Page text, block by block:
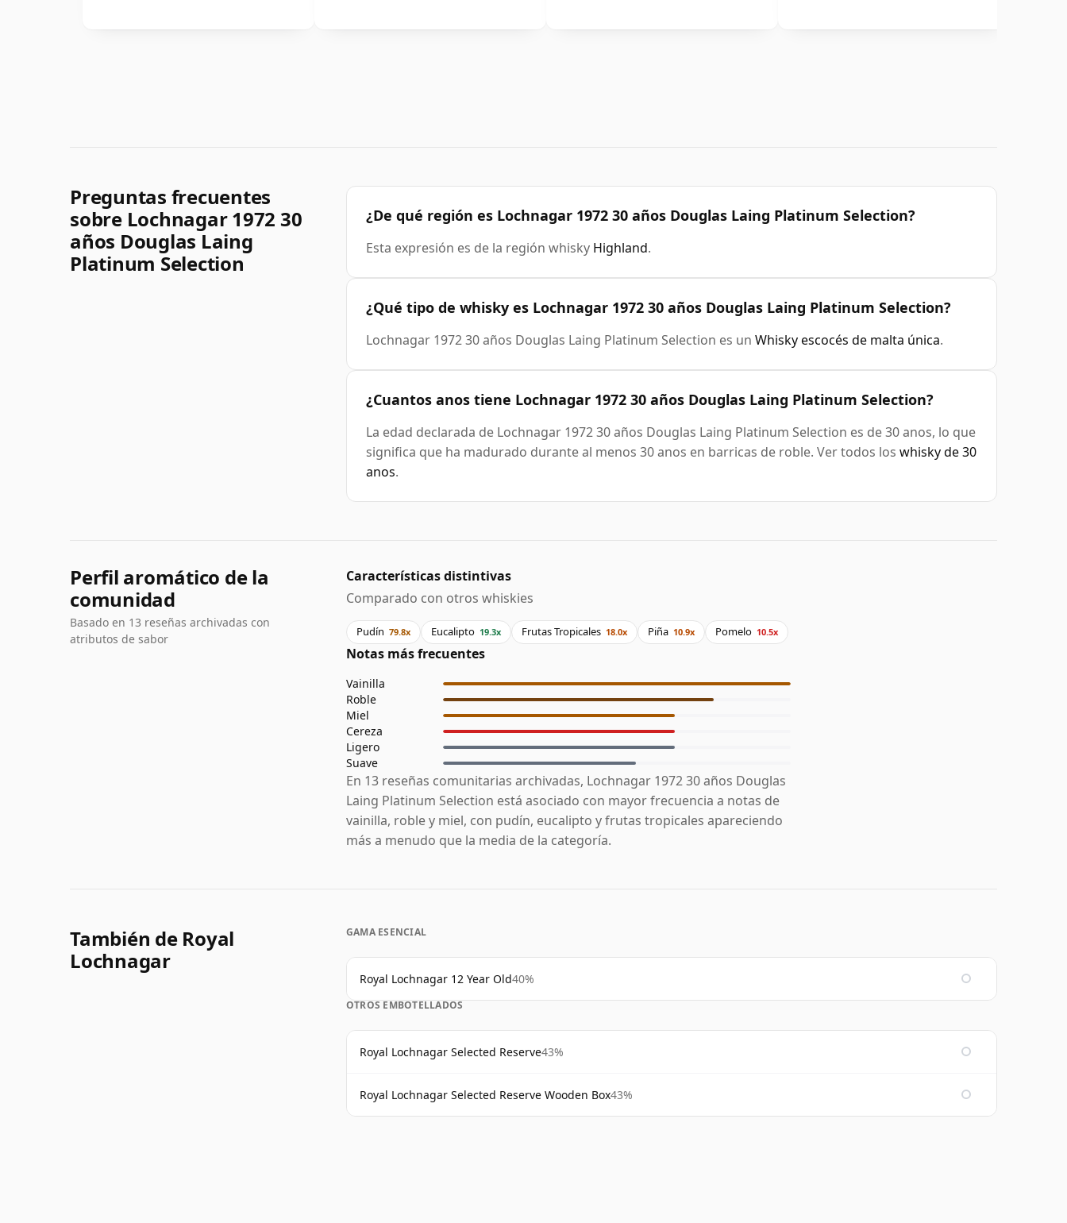
Preguntas frecuentes
sobre Lochnagar 1972 30
años Douglas Laing
Platinum Selection
¿De qué región es Lochnagar 1972 30 años Douglas Laing Platinum Selection?
Esta expresión es de la región whisky Highland.
¿Qué tipo de whisky es Lochnagar 1972 30 años Douglas Laing Platinum Selection?
Lochnagar 1972 30 años Douglas Laing Platinum Selection es un Whisky escocés de malta única.
¿Cuantos anos tiene Lochnagar 1972 30 años Douglas Laing Platinum Selection?
La edad declarada de Lochnagar 1972 30 años Douglas Laing Platinum Selection es de 30 anos, lo que
significa que ha madurado durante al menos 30 anos en barricas de roble. Ver todos los whisky de 30
anos.
Perfil aromático de la
comunidad
Basado en 13 reseñas archivadas con
atributos de sabor
Características distintivas
Comparado con otros whiskies
Pudín 79.8x Eucalipto 19.3x Frutas Tropicales 18.0x Piña 10.9x Pomelo 10.5x
Notas más frecuentes
Vainilla
Roble
Miel
Cereza
Ligero
Suave
En 13 reseñas comunitarias archivadas, Lochnagar 1972 30 años Douglas
Laing Platinum Selection está asociado con mayor frecuencia a notas de
vainilla, roble y miel, con pudín, eucalipto y frutas tropicales apareciendo
más a menudo que la media de la categoría.
También de Royal
Lochnagar
GAMA ESENCIAL
Royal Lochnagar 12 Year Old40%
OTROS EMBOTELLADOS
Royal Lochnagar Selected Reserve43%
Royal Lochnagar Selected Reserve Wooden Box43%